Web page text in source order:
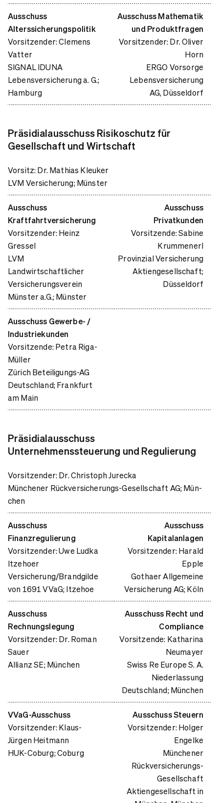
Ausschuss
Alterssicherungspolitik
Vorsitzender: Clemens
Vatter
SIGNAL IDUNA
Lebensversicherung a. G.;
Hamburg
Ausschuss Mathematik
und Produktfragen
Vorsitzender:Dr. Oliver
Horn
ERGO Vorsorge
Lebensversicherung
AG, Düsseldorf
Präsidialausschuss Risikoschutz für
Gesellschaft und Wirtschaft
Vorsitz: Dr. Mathias Kleuker
LVM Versicherung; Münster
Ausschuss
Kraftfahrtversicherung
Vorsitzender: Heinz
Gressel
LVM
Landwirtschaftlicher
Versicherungsverein
Münster a.G.; Münster
Ausschuss
Privatkunden
Vorsitzende: Sabine
Krummenerl
Provinzial Versicherung
Aktiengesellschaft;
Düsseldorf
Ausschuss Gewerbe- /
Industriekunden
Vorsitzende: Petra Riga-
Müller
Zürich Beteiligungs-AG
Deutschland; Frankfurt
am Main
Präsidialausschuss
Unternehmenssteuerung und Regulierung
Vorsitzender: Dr. Christoph Jurecka
Münchener Rückversicherungs-Gesellschaft AG; Mün­
chen
Ausschuss
Finanzregulierung
Vorsitzender: Uwe Ludka
Itzehoer
Versicherung/Brandgilde
von 1691 VVaG; Itzehoe
Ausschuss
Kapitalanlagen
Vorsitzender: Harald
Epple
Gothaer Allgemeine
Versicherung AG; Köln
Ausschuss
Rechnungslegung
Vorsitzender: Dr. Roman
Sauer
Allianz SE; München
Ausschuss Recht und
Compliance
Vorsitzende: Katharina
Neumayer
Swiss Re Europe S. A.
Niederlassung
Deutschland; München
VVaG-Ausschuss
Vorsitzender: Klaus-
Jürgen Heitmann
HUK-Coburg; Coburg
Ausschuss Steuern
Vorsitzender: Holger
Engelke
Münchener
Rückversicherungs-
Gesellschaft
Aktiengesellschaft in